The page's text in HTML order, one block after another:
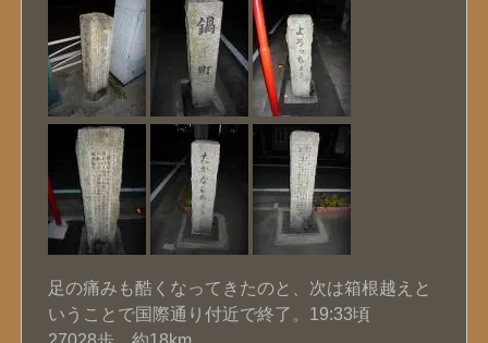
足の痛みも酷くなってきたのと、次は箱根越えと
いうことで国際通り付近で終了。19:33頃